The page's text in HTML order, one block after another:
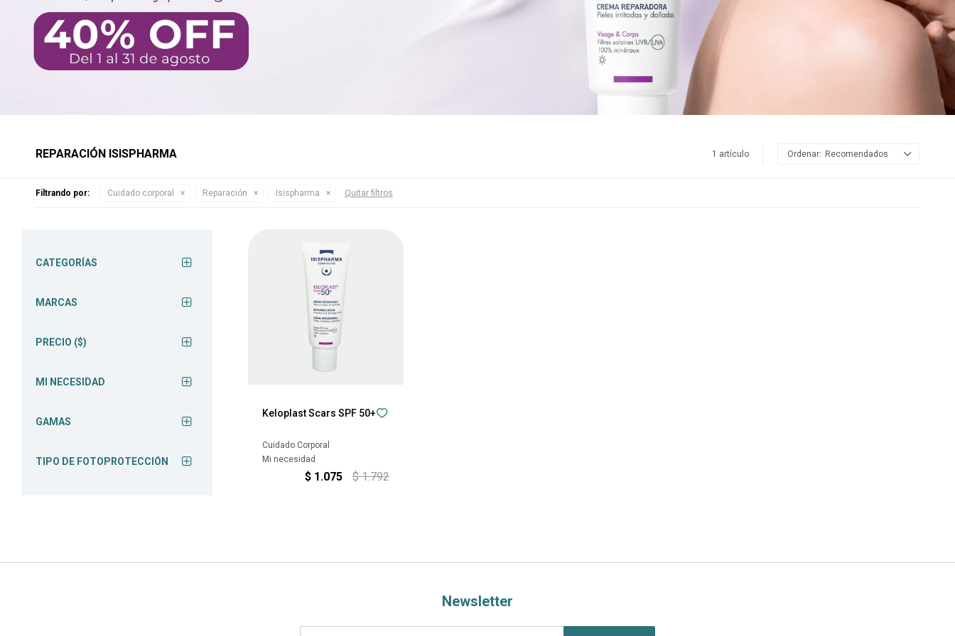
REPARACIÓN ISISPHARMA 1 artículo Recomendados
Filtrando por: Cuidado corporal Reparación Isispharma Quitar filtros
Keloplast Scars SPF 50+
Cuidado Corporal
Mi necesidad
$ 1.075 $ 1.792
CATEGORÍAS
MARCAS
PRECIO ($)
MI NECESIDAD
GAMAS
TIPO DE FOTOPROTECCIÓN
Newsletter